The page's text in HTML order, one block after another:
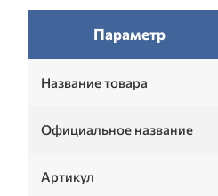
Параметр
Название товара
Официальное название
Артикул